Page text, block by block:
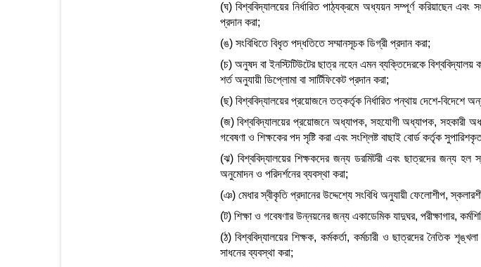
(ঘ) বিশ্ববিদ্যালয়ের নির্ধারিত পাঠ্যক্রমে অধ্যয়ন সম্পূর্ণ করিয়াছেন
প্রদান করা;
(ঙ) সংবিধিতে বিধৃত পদ্ধতিতে সম্মানসূচক ডিগ্রী প্রদান করা;
(চ) অনুষদ বা ইনস্টিটিউটের ছাত্র নহেন এমন ব্যক্তিদেরকে বিশ্ববিদ্যালয়
শর্ত অনুযায়ী ডিপ্লোমা বা সার্টিফিকেট প্রদান করা;
(ছ) বিশ্ববিদ্যালয়ের প্রয়োজনে তত্কর্তৃক নির্ধারিত পন্থায় দেশে-বিদেশে
(জ) বিশ্ববিদ্যালয়ের প্রয়োজনে অধ্যাপক, সহযোগী অধ্যাপক, সহকারী
গবেষণা ও শিক্ষকের পদ সৃষ্টি করা এবং সংশ্লিষ্ট বাছাই বোর্ড কর্তৃক
(ঝ) বিশ্ববিদ্যালয়ের শিক্ষকদের জন্য ডরমিটরী এবং ছাত্রদের জন্য হল
অনুমোদন ও পরিদর্শনের ব্যবস্থা করা;
(ঞ) মেধার স্বীকৃতি প্রদানের উদ্দেশ্যে সংবিধি অনুযায়ী ফেলোশীপ,
(ট) শিক্ষা ও গবেষণার উন্নয়নের জন্য একাডেমিক যাদুঘর, পরীক্ষাগার,
(ঠ) বিশ্ববিদ্যালয়ের শিক্ষক, কর্মকর্তা, কর্মচারী ও ছাত্রদের নৈতিক
সাধনের ব্যবস্থা করা;